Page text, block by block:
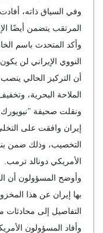
وفي السياق ذاته،
المرتقب يتضمن أيضًا
وأكد المتحدث باسم
النووي الإيراني لن
أن التركيز الحالي
الملاحة البحرية،
ونقلت صحيفة
إيران وافقت على
التخصيب، وذلك ضمن
الأمريكي دونالد ترمب.
وأوضح المسؤولون أن
بها إيران عن هذا
التفاصيل إلى محادثات
وأفاد المسؤولون